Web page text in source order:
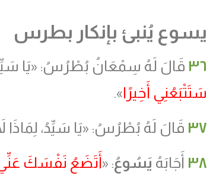
يسوع يُنبئ بإنكار بطرس
٣٦ قَالَ لَهُ سِمْعَانُ بُطْرُسُ: «يَا
سَتَتْبَعُنِي أَخِيرًا».
٣٧ قَالَ لَهُ بُطْرُسُ: «يَا سَيِّدُ، لِمَاذَا
٣٨ أَجَابَهُ يَسُوعُ: «أَتَضَعُ نَفْسَكَ